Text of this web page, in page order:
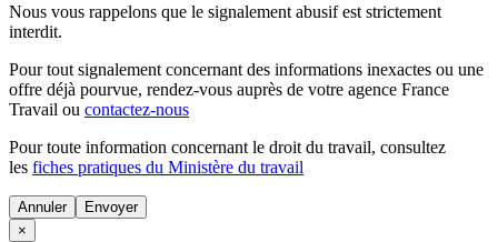
Nous vous rappelons que le signalement abusif est strictement
interdit.
Pour tout signalement concernant des informations inexactes ou une
offre déjà pourvue, rendez-vous auprès de votre agence France
Travail ou contactez-nous
Pour toute information concernant le droit du travail, consultez
les fiches pratiques du Ministère du travail
Annuler
×